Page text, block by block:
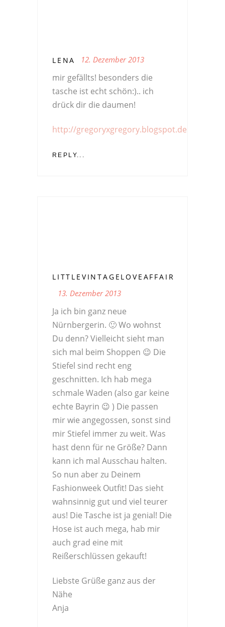
LENA 12. Dezember 2013
mir gefällts! besonders die
tasche ist echt schön:).. ich
drück dir die daumen!
http://gregoryxgregory.blogspot.de
REPLY...
LITTLEVINTAGELOVEAFFAIR
13. Dezember 2013
Ja ich bin ganz neue
Nürnbergerin. 🙂 Wo wohnst
Du denn? Vielleicht sieht man
sich mal beim Shoppen 😉 Die
Stiefel sind recht eng
geschnitten. Ich hab mega
schmale Waden (also gar keine
echte Bayrin 😉 ) Die passen
mir wie angegossen, sonst sind
mir Stiefel immer zu weit. Was
hast denn für ne Größe? Dann
kann ich mal Ausschau halten.
So nun aber zu Deinem
Fashionweek Outfit! Das sieht
wahnsinnig gut und viel teurer
aus! Die Tasche ist ja genial! Die
Hose ist auch mega, hab mir
auch grad eine mit
Reißerschlüssen gekauft!
Liebste Grüße ganz aus der
Nähe
Anja